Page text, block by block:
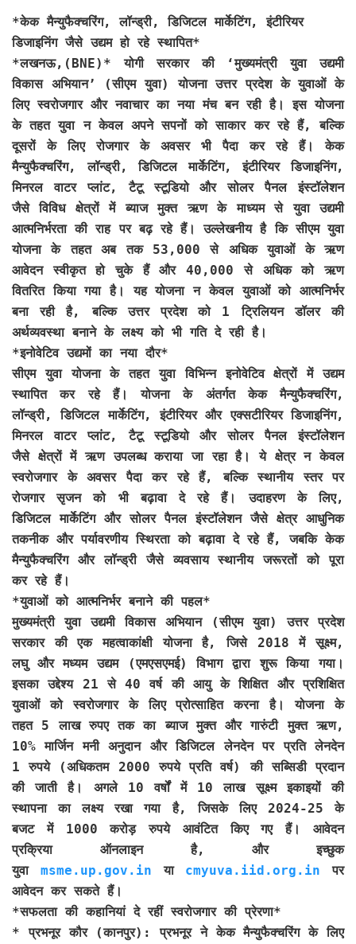
*केक मैन्युफैक्चरिंग, लॉन्ड्री, डिजिटल मार्केटिंग, इंटीरियर
डिजाइनिंग जैसे उद्यम हो रहे स्थापित*
*लखनऊ,(BNE)* योगी सरकार की ‘मुख्यमंत्री युवा उद्यमी
विकास अभियान’ (सीएम युवा) योजना उत्तर प्रदेश के युवाओं के
लिए स्वरोजगार और नवाचार का नया मंच बन रही है। इस योजना
के तहत युवा न केवल अपने सपनों को साकार कर रहे हैं, बल्कि
दूसरों के लिए रोजगार के अवसर भी पैदा कर रहे हैं। केक
मैन्युफैक्चरिंग, लॉन्ड्री, डिजिटल मार्केटिंग, इंटीरियर डिजाइनिंग,
मिनरल वाटर प्लांट, टैटू स्टूडियो और सोलर पैनल इंस्टॉलेशन
जैसे विविध क्षेत्रों में ब्याज मुक्त ऋण के माध्यम से युवा उद्यमी
आत्मनिर्भरता की राह पर बढ़ रहे हैं। उल्लेखनीय है कि सीएम युवा
योजना के तहत अब तक 53,000 से अधिक युवाओं के ऋण
आवेदन स्वीकृत हो चुके हैं और 40,000 से अधिक को ऋण
वितरित किया गया है। यह योजना न केवल युवाओं को आत्मनिर्भर
बना रही है, बल्कि उत्तर प्रदेश को 1 ट्रिलियन डॉलर की
अर्थव्यवस्था बनाने के लक्ष्य को भी गति दे रही है।
*इनोवेटिव उद्यमों का नया दौर*
सीएम युवा योजना के तहत युवा विभिन्न इनोवेटिव क्षेत्रों में उद्यम
स्थापित कर रहे हैं। योजना के अंतर्गत केक मैन्युफैक्चरिंग,
लॉन्ड्री, डिजिटल मार्केटिंग, इंटीरियर और एक्सटीरियर डिजाइनिंग,
मिनरल वाटर प्लांट, टैटू स्टूडियो और सोलर पैनल इंस्टॉलेशन
जैसे क्षेत्रों में ऋण उपलब्ध कराया जा रहा है। ये क्षेत्र न केवल
स्वरोजगार के अवसर पैदा कर रहे हैं, बल्कि स्थानीय स्तर पर
रोजगार सृजन को भी बढ़ावा दे रहे हैं। उदाहरण के लिए,
डिजिटल मार्केटिंग और सोलर पैनल इंस्टॉलेशन जैसे क्षेत्र आधुनिक
तकनीक और पर्यावरणीय स्थिरता को बढ़ावा दे रहे हैं, जबकि केक
मैन्युफैक्चरिंग और लॉन्ड्री जैसे व्यवसाय स्थानीय जरूरतों को पूरा
कर रहे हैं।
*युवाओं को आत्मनिर्भर बनाने की पहल*
मुख्यमंत्री युवा उद्यमी विकास अभियान (सीएम युवा) उत्तर प्रदेश
सरकार की एक महत्वाकांक्षी योजना है, जिसे 2018 में सूक्ष्म,
लघु और मध्यम उद्यम (एमएसएमई) विभाग द्वारा शुरू किया गया।
इसका उद्देश्य 21 से 40 वर्ष की आयु के शिक्षित और प्रशिक्षित
युवाओं को स्वरोजगार के लिए प्रोत्साहित करना है। योजना के
तहत 5 लाख रुपए तक का ब्याज मुक्त और गारुंटी मुक्त ऋण,
10% मार्जिन मनी अनुदान और डिजिटल लेनदेन पर प्रति लेनदेन
1 रुपये (अधिकतम 2000 रुपये प्रति वर्ष) की सब्सिडी प्रदान
की जाती है। अगले 10 वर्षों में 10 लाख सूक्ष्म इकाइयों की
स्थापना का लक्ष्य रखा गया है, जिसके लिए 2024-25 के
बजट में 1000 करोड़ रुपये आवंटित किए गए हैं। आवेदन
प्रक्रिया ऑनलाइन है, और इच्छुक
युवा msme.up.gov.in या cmyuva.iid.org.in पर
आवेदन कर सकते हैं।
*सफलता की कहानियां दे रहीं स्वरोजगार की प्रेरणा*
* प्रभनूर कौर (कानपुर): प्रभनूर ने केक मैन्युफैक्चरिंग के लिए